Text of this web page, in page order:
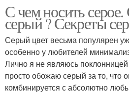
С чем носить
серый ? Секреты
Серый цвет весьма популярен
особенно у любителей
Лично я не являюсь поклонницей
просто обожаю серый за то, что
комбинируется с абсолютно